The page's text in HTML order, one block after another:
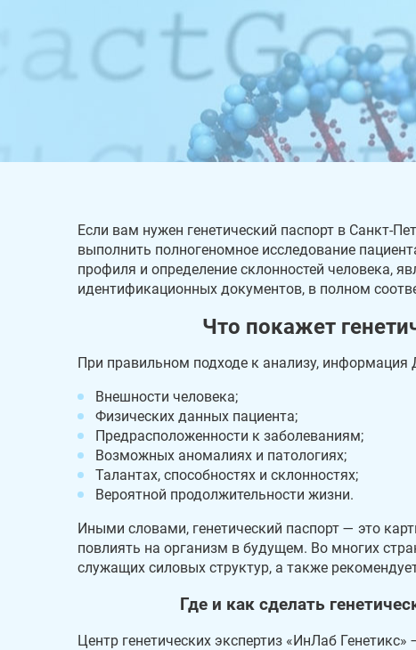
Если вам нужен генетический паспорт в Санкт-
выполнить полногеномное исследование
профиля и определение склонностей человека,
идентификационных документов, в полном
Что покажет
При правильном подходе к анализу,
Внешности человека;
Физических данных пациента;
Предрасположенности к заболеваниям;
Возможных аномалиях и патологиях;
Талантах, способностях и склонностях;
Вероятной продолжительности жизни.
Иными словами, генетический паспорт — это
повлиять на организм в будущем. Во многих
служащих силовых структур, а также
Где и как сделать
Центр генетических экспертиз «ИнЛаб Генетикс»